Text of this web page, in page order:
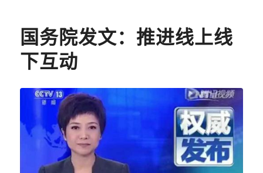
国务院发文：推进线上线
下互动